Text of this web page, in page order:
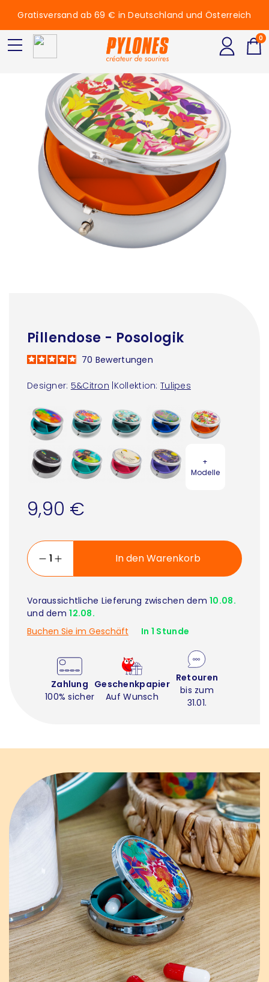
Pillendose - Posologik
Designer: 5&Citron Kollektion: Tulipes
70 Bewertungen
+
Modelle
9,90 €
In den Warenkorb
Voraussichtliche Lieferung zwischen dem10.08.
und dem12.08.
Buchen Sie im Geschäft
In 1 Stunde
Zahlung
100% sicher
Geschenkpapier
Auf Wunsch
Retouren
bis zum
31.01.
Gratisversand ab 69 € in Deutschland und Österreich
0